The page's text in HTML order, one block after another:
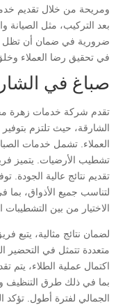
ومريحة من خلال تقديم
بعد التركيب، مثل الصيانة
ضرورية في ضمان أن تظل
في تحقيق رضا العملاء
صباغ في
تقدم شركة خدمات زهرة
الشارقة، حيث تلتزم
العملاء. تشمل خدمات
تشطيب الأرضيات. يتميز
تقديم نتائج عالية الجودة.
لتناسب جميع الأذواق، بما
الاختيار من بين التشطيبات
لضمان نتائج مثالية،
متعددة تتمثل في التحضير
اكتمال عملية الطلاء، يتم
بما في ذلك طرق التنظيف
الجمالي لفترة أطول. تؤكد